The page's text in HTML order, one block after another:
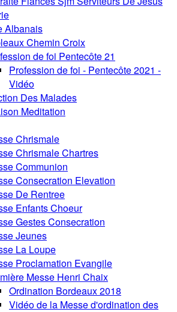
Albanais
Chemin Croix
de foi Pentecôte 21
Profession de foi - Pentecôte 2021 -
Vidéo
Des Malades
Meditation
Chrismale
Chrismale Chartres
Communion
Consecration Elevation
De Rentree
Enfants Choeur
Gestes Consecration
Jeunes
La Loupe
Proclamation Evangile
Messe Henri Chaix
Ordination Bordeaux 2018
Vidéo de la Messe d'ordination des